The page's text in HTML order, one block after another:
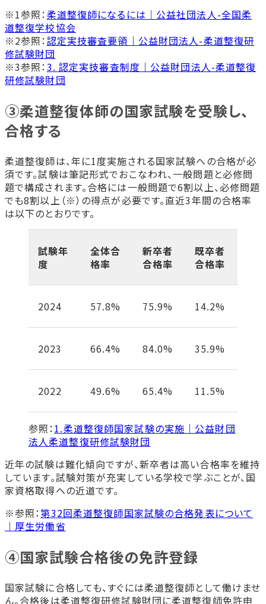
※1参照：柔道整復師になるには｜公益社団法人-全国柔
道整復学校協会
※2参照：認定実技審査要領｜公益財団法人-柔道整復研
修試験財団
※3参照：3. 認定実技審査制度｜公益財団法人-柔道整復
研修試験財団
③柔道整復体師の国家試験を受験し、
合格する
柔道整復師は、年に1度実施される国家試験への合格が必
須です。試験は筆記形式でおこなわれ、一般問題と必修問
題で構成されます。合格には一般問題で6割以上、必修問題
でも8割以上（※）の得点が必要です。直近3年間の合格率
は以下のとおりです。
試験年
度
全体合
格率
新卒者
合格率
既卒者
合格率
2024 57.8% 75.9% 14.2%
2023 66.4% 84.0% 35.9%
2022 49.6% 65.4% 11.5%
参照：1.柔道整復師国家試験の実施｜公益財団
法人柔道整復研修試験財団
近年の試験は難化傾向ですが、新卒者は高い合格率を維持
しています。試験対策が充実している学校で学ぶことが、国
家資格取得への近道です。
※参照：第32回柔道整復師国家試験の合格発表について
｜厚生労働省
④国家試験合格後の免許登録
国家試験に合格しても、すぐには柔道整復師として働けませ
ん。合格後は柔道整復研修試験財団に柔道整復師免許申